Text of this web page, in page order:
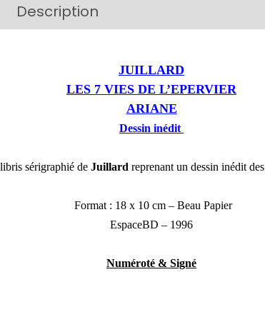
Description
JUILLARD
LES 7 VIES DE L’EPERVIER
ARIANE
Dessin inédit
sérigraphié de Juillard reprenant un dessin inédit des
Format : 18 x 10 cm – Beau Papier
EspaceBD – 1996
Numéroté & Signé